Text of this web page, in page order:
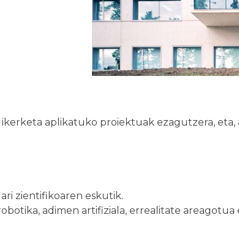
aplikatuko proiektuak ezagutzera,
zientifikoaren eskutik.
adimen artifiziala, errealitate